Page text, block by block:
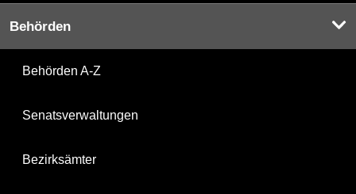
Behörden
Behörden A-Z
Senatsverwaltungen
Bezirksämter